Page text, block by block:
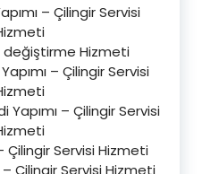
– Çilingir Servisi
değiştirme Hizmeti
– Çilingir Servisi
Yapımı – Çilingir Servisi
Çilingir Servisi Hizmeti